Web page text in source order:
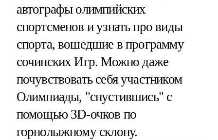
автографы олимпийских
спортсменов и узнать про виды
спорта, вошедшие в программу
сочинских Игр. Можно даже
почувствовать себя участником
Олимпиады, "спустившись" с
помощью 3D-очков по
горнолыжному склону.